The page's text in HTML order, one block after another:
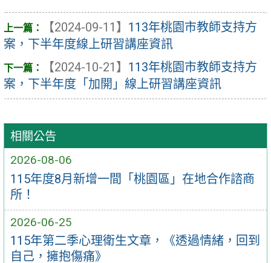
相關公告
2026-08-06
115年度8月新增一間「桃園區」在地合作諮商
所！
2026-06-25
115年第二季心理衛生文章，《透過情緒，回到
自己，擁抱傷痛》
【2024-09-11】 113年桃園市教師支持方
案，下半年度線上研習講座資訊
【2024-10-21】 113年桃園市教師支持方
案，下半年度「加開」線上研習講座資訊